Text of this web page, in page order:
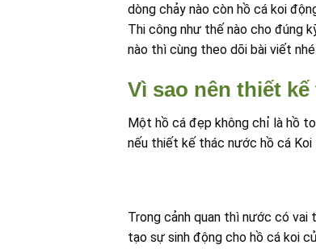
dòng chảy nào còn hồ cá koi
Thi công như thế nào cho đúng
nào thì cùng theo dõi bài viết
Vì sao nên thiết
Một hồ cá đẹp không chỉ là hồ
nếu thiết kế thác nước hồ cá Koi
Trong cảnh quan thì nước có
tạo sự sinh động cho hồ cá koi